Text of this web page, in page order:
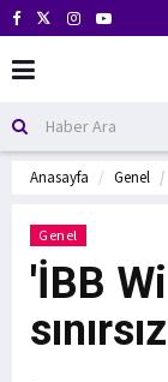
Anasayfa Genel
Genel
'İBB